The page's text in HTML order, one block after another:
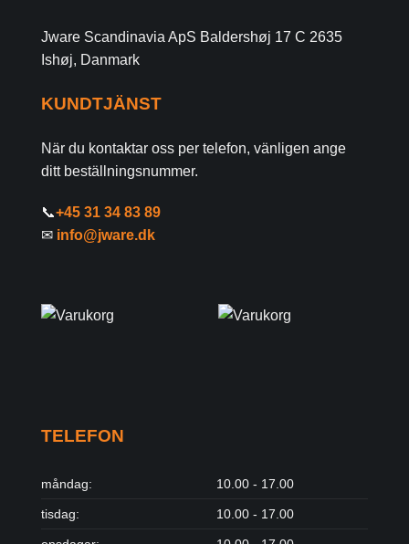
Jware Scandinavia ApS Baldershøj 17 C 2635
Ishøj, Danmark
KUNDTJÄNST
När du kontaktar oss per telefon, vänligen ange
ditt beställningsnummer.
📞+45 31 34 83 89
✉ info@jware.dk
TELEFON
måndag: 10.00 - 17.00
tisdag: 10.00 - 17.00